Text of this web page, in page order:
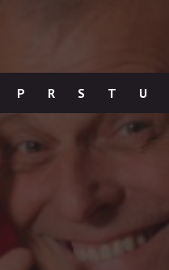
P R S T U